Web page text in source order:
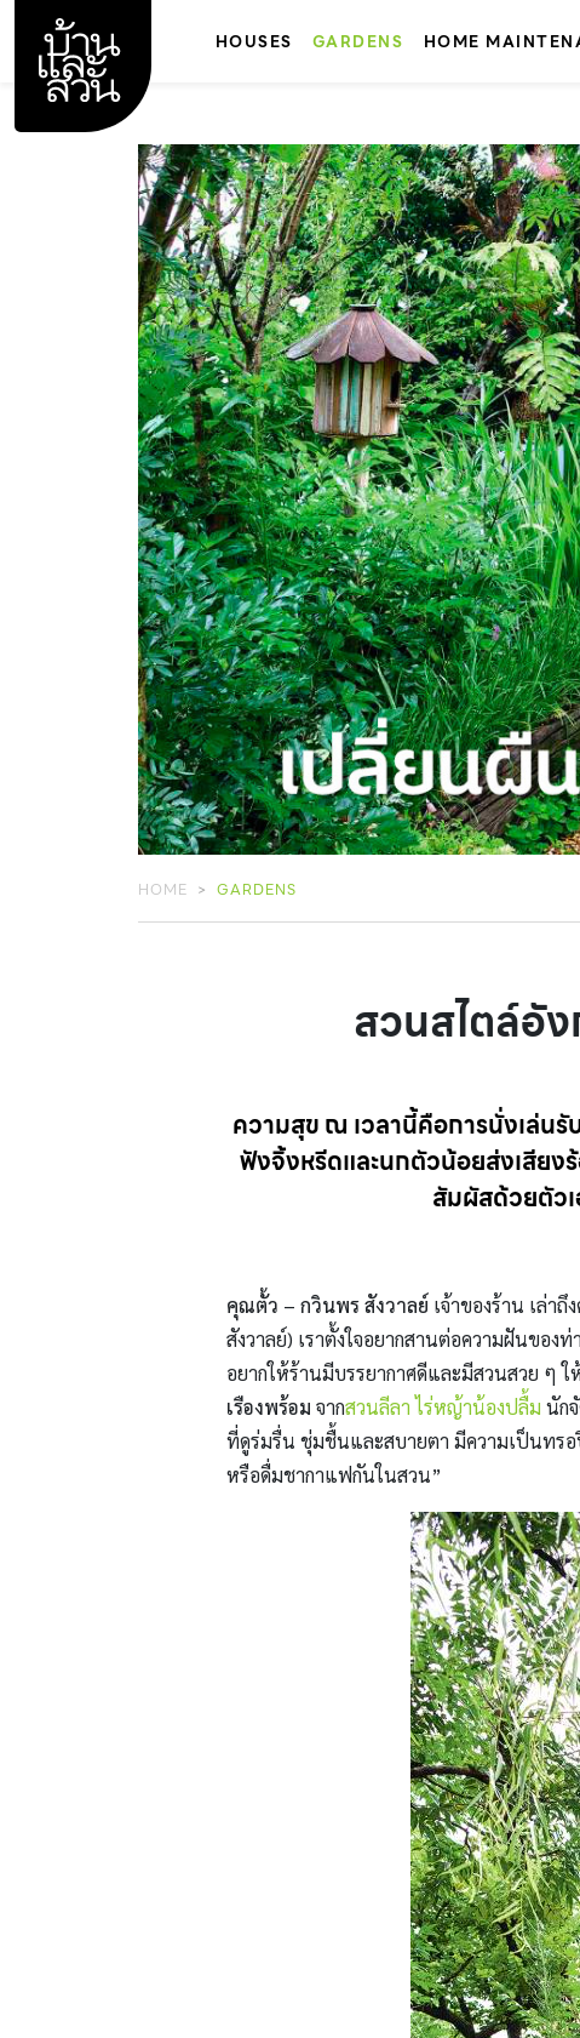
content
HOUSES GARDENS HOME
HOME GARDENS
สวนสไตล์อั
ความสุข ณ เวลานี้คือการนั่งเล่นรั
ฟังจิ้งหรีดและนกตัวน้อยส่งเสีย
สัมผัสด้วยตัว
คุณตั้ว – กวินพร สังวาลย์ เจ้าของร้าน เล่า
สังวาลย์) เราตั้งใจอยากสานต่อความฝันขอ
อยากให้ร้านมีบรรยากาศดีและมีสวนสวย ๆ
เรืองพร้อม จากสวนลีลา ไร่หญ้าน้องปลื้ม นัก
ที่ดูร่มรื่น ชุ่มชื้นและสบายตา มีความเป็นทรอ
หรือดื่มชากาแฟกันในสวน”